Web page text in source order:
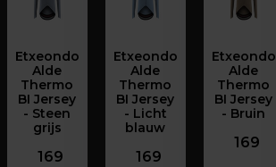
Etxeondo
Alde
Thermo
BI Jersey
- Steen
grijs
169
Etxeondo
Alde
Thermo
BI Jersey
- Licht
blauw
169
Etxeondo
Alde
Thermo
BI Jersey
- Bruin
169